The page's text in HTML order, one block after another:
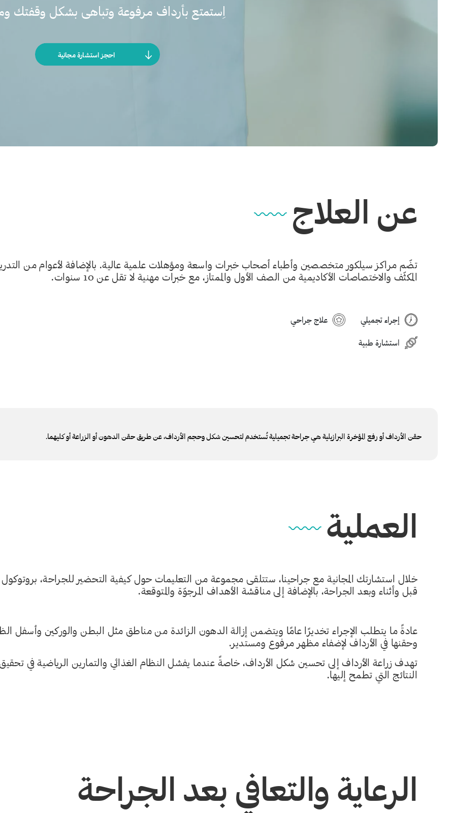
اِستمتع بأرداف مرفوعة وتباهى بشكل وقفتك
احجز استشارة مجانية
عن العلاج
تضّم مراكز سيلكور متخصصين وأطباء أصحاب خبرات واسعة ومؤهلات علمية عالية. بالإضافة لأعوام من
المكثّف والاختصاصات الأكاديمية من الصف الأول والممتاز، مع خبرات مهنية لا تقل عن 10 سنوات.
إجراء تجميلي
علاج جراحي
استشارة طبية
حقن الأرداف أو رفع المؤخرة البرازيلية هي جراحة تجميلية تُستخدم لتحسين شكل وحجم الأرداف، عن طريق حقن الدهون أو الزراعة أو كليهما.
العملية
خلال استشارتك المجانية مع جراحينا، ستتلقى مجموعة من التعليمات حول كيفية التحضير للجراحة، بروتوكول
قبل وأثناء وبعد الجراحة، بالإضافة إلى مناقشة الأهداف المرجوّة والمتوقعة.
عادةً ما يتطلب الإجراء تخديرًا عامًا ويتضمن إزالة الدهون الزائدة من مناطق مثل البطن والوركين وأسفل
وحقنها في الأرداف لإضفاء مظهر مرفوع ومستدير.
تهدف زراعة الأرداف إلى تحسين شكل الأرداف، خاصةً عندما يفشل النظام الغذائي والتمارين الرياضية في
النتائج التي تطمح إليها.
الرعاية والتعافي بعد الجراحة